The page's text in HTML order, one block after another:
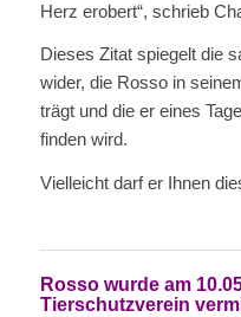
Herz erobert“, schrieb
Dieses Zitat spiegelt die
wider, die Rosso in
trägt und die er eines
finden wird.
Vielleicht darf er Ihnen
Rosso wurde am
Tierschutzverein